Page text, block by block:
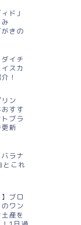
ド」
きの
イチ
スカ
！
ン
すす
ブラ
新
ラナ
とこれ
ブロ
ワン
産を